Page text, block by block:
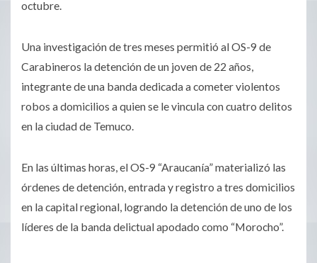
octubre.
Una investigación de tres meses permitió al OS-9 de
Carabineros la detención de un joven de 22 años,
integrante de una banda dedicada a cometer violentos
robos a domicilios a quien se le vincula con cuatro delitos
en la ciudad de Temuco.
En las últimas horas, el OS-9 “Araucanía” materializó las
órdenes de detención, entrada y registro a tres domicilios
en la capital regional, logrando la detención de uno de los
líderes de la banda delictual apodado como “Morocho”.